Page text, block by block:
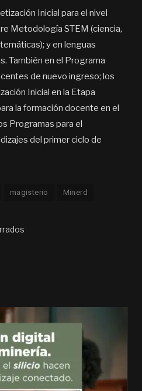
Inicial para el nivel
Metodología STEM (ciencia,
y en lenguas
También en el Programa
de nuevo ingreso; los
Inicial en la Etapa
la formación docente en el
Programas para el
del primer ciclo de
magisterio Minerd